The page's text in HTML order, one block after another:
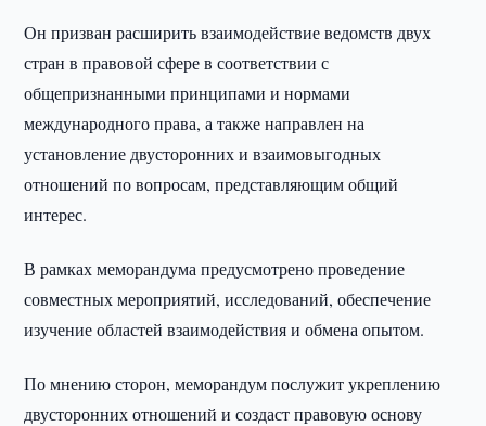
Он призван расширить взаимодействие ведомств двух
стран в правовой сфере в соответствии с
общепризнанными принципами и нормами
международного права, а также направлен на
установление двусторонних и взаимовыгодных
отношений по вопросам, представляющим общий
интерес.
В рамках меморандума предусмотрено проведение
совместных мероприятий, исследований, обеспечение
изучение областей взаимодействия и обмена опытом.
По мнению сторон, меморандум послужит укреплению
двусторонних отношений и создаст правовую основу